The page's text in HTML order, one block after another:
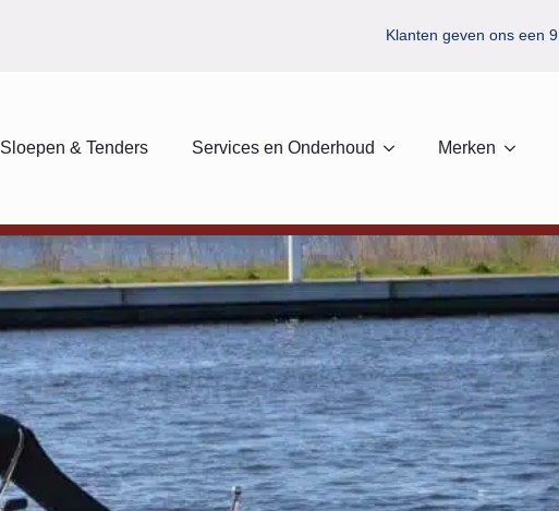
Klanten geven ons een
Sloepen & Tenders Services en Onderhoud Merken